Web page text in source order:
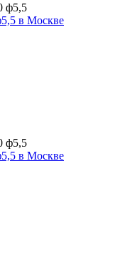
в Москве
в Москве